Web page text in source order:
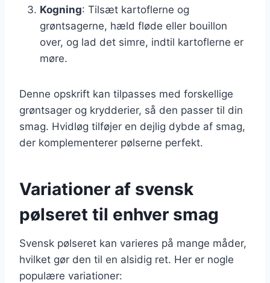
Kogning: Tilsæt kartoflerne og
grøntsagerne, hæld fløde eller bouillon
over, og lad det simre, indtil kartoflerne er
møre.
Denne opskrift kan tilpasses med forskellige
grøntsager og krydderier, så den passer til din
smag. Hvidløg tilføjer en dejlig dybde af smag,
der komplementerer pølserne perfekt.
Variationer af svensk
pølseret til enhver smag
Svensk pølseret kan varieres på mange måder,
hvilket gør den til en alsidig ret. Her er nogle
populære variationer: